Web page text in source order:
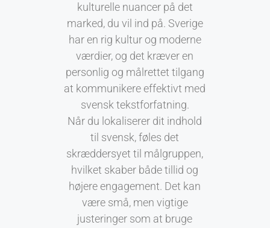
kulturelle nuancer på det
marked, du vil ind på. Sverige
har en rig kultur og moderne
værdier, og det kræver en
personlig og målrettet tilgang
at kommunikere effektivt med
svensk tekstforfatning.
Når du lokaliserer dit indhold
til svensk, føles det
skræddersyet til målgruppen,
hvilket skaber både tillid og
højere engagement. Det kan
være små, men vigtige
justeringer som at bruge